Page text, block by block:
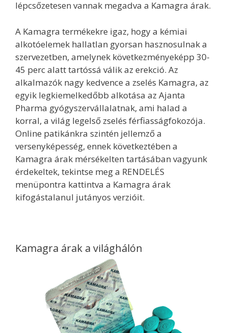
lépcsőzetesen vannak megadva a Kamagra árak.
A Kamagra termékekre igaz, hogy a kémiai
alkotóelemek hallatlan gyorsan hasznosulnak a
szervezetben, amelynek következményeképp 30-
45 perc alatt tartóssá válik az erekció. Az
alkalmazók nagy kedvence a zselés Kamagra, az
egyik legkiemelkedőbb alkotása az Ajanta
Pharma gyógyszervállalatnak, ami halad a
korral, a világ legelső zselés férfiasságfokozója.
Online patikánkra szintén jellemző a
versenyképesség, ennek következtében a
Kamagra árak mérsékelten tartásában vagyunk
érdekeltek, tekintse meg a RENDELÉS
menüpontra kattintva a Kamagra árak
kifogástalanul jutányos verzióit.
Kamagra árak a világhálón